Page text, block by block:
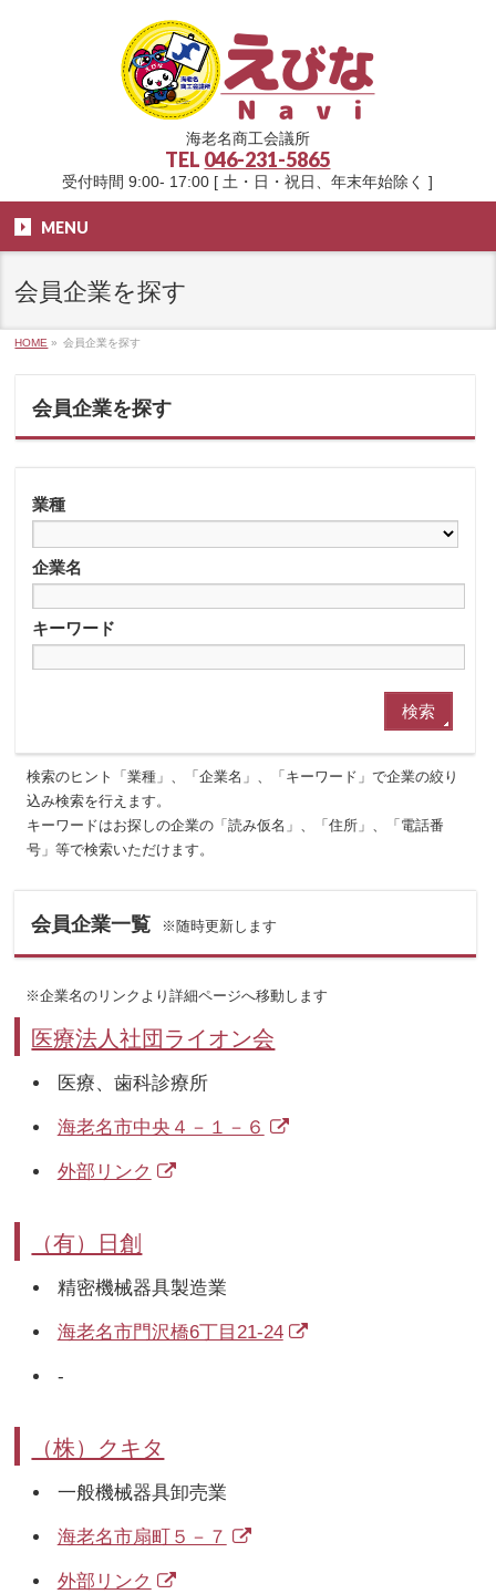
海老名商工会議所
TEL 046-231-5865
受付時間 9:00- 17:00 [ 土・日・祝日、年末年始除く ]
MENU
会員企業を探す
HOME » 会員企業を探す
会員企業を探す
業種
企業名
キーワード
検索のヒント「業種」、「企業名」、「キーワード」で企業の絞り
込み検索を行えます。
キーワードはお探しの企業の「読み仮名」、「住所」、「電話番
号」等で検索いただけます。
会員企業一覧 ※随時更新します
※企業名のリンクより詳細ページへ移動します
医療法人社団ライオン会
医療、歯科診療所
海老名市中央４－１－６
外部リンク
（有）日創
精密機械器具製造業
海老名市門沢橋6丁目21-24
-
（株）クキタ
一般機械器具卸売業
海老名市扇町５－７
外部リンク